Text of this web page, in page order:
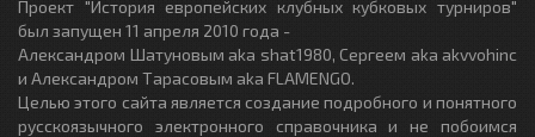
Проект "История европейских клубных кубковых турниров"
был запущен 11 апреля 2010 года -
Александром Шатуновым aka shat1980, Сергеем aka akvvohinc
и Александром Тарасовым aka FLAMENGO.
Целью этого сайта является создание подробного и понятного
русскоязычного электронного справочника и не побоимся